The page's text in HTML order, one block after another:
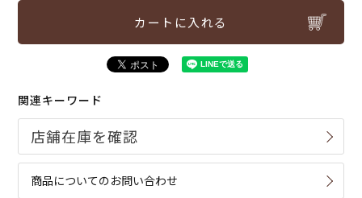
カートに入れる
関連キーワード
商品についてのお問い合わせ